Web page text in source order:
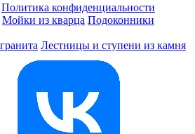
Политика конфиденциальности
Мойки из кварца Подоконники
Лестницы и ступени из камня